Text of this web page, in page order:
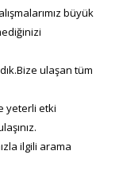
büyük
ulaşan tüm
yeterli etki
ilgili arama